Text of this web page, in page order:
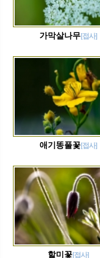
가막살나무[접사]
애기똥풀꽃[접사]
할미꽃[접사]